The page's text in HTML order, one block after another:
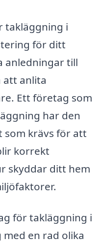
takläggning i
för ditt
anledningar till
att anlita
Ett företag som
har den
som krävs för att
korrekt
skyddar ditt hem
för takläggning i
en rad olika